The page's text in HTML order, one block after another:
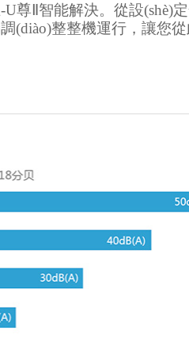
Ⅱ智能解決。從設(shè)
(diào)整整機運行，讓您